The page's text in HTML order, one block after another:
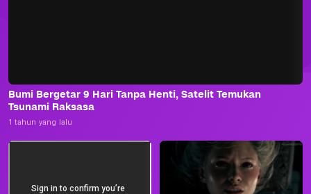
Bumi Bergetar 9 Hari Tanpa Henti, Satelit Temukan
Tsunami Raksasa
1 tahun yang lalu